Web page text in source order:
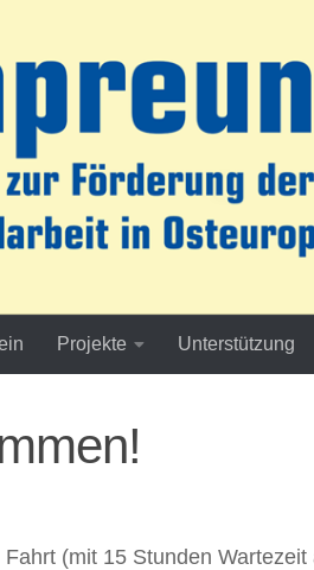
Projekte Unterstützung
(mit 15 Stunden